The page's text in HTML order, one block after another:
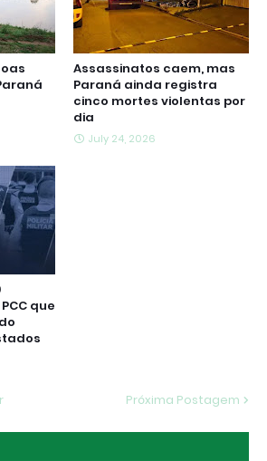
Assassinatos caem, mas
Paraná ainda registra
cinco mortes violentas por
dia
July 24, 2026
que
Próxima Postagem